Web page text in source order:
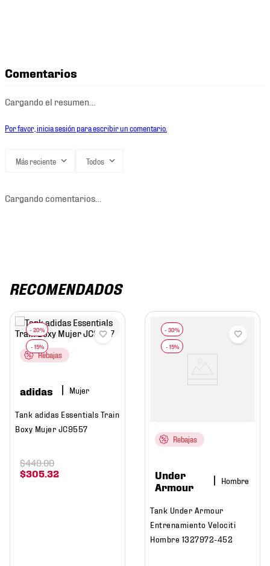
Comentarios
Cargando el resumen…
Por favor, inicia sesión para escribir un comentario.
Más reciente Todos
Cargando comentarios…
RECOMENDADOS
Rebajas
adidas Mujer
Tank adidas Essentials Train
Boxy Mujer JC9557
$305.32
$449.00
Rebajas
Under
Armour
Hombre
Tank Under Armour
Entrenamiento Velociti
Hombre 1327972-452